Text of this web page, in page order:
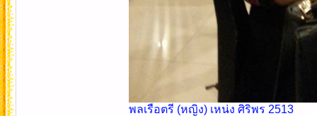
พลเรือตรี (หญิง) เหน่ง ศิริพร 2513